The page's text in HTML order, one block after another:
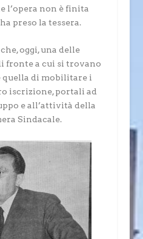
l’opera non è finita
preso la tessera.
oggi, una delle
a cui si trovano
di mobilitare i
iscrizione, portali ad
e all’attività della
Sindacale.